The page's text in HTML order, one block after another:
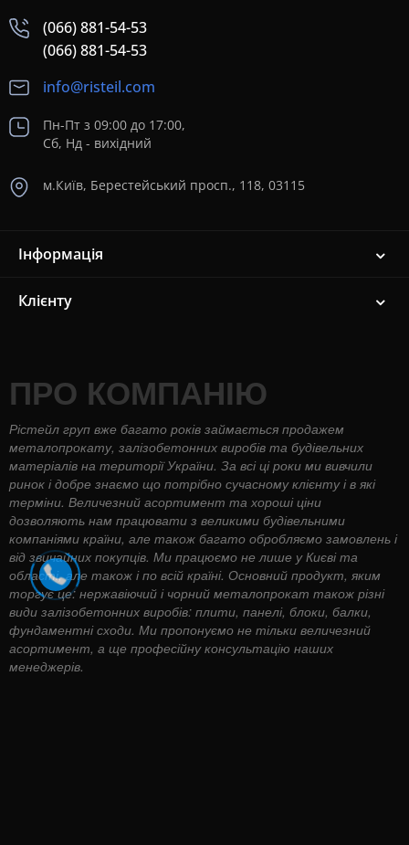
(066) 881-54-53
(066) 881-54-53
info@risteil.com
Пн-Пт з 09:00 до 17:00,
Сб, Нд - вихідний
м.Київ, Берестейський просп., 118, 03115
Інформація
Клієнту
ПРО КОМПАНІЮ
Рістейл груп вже багато років займається продажем
металопрокату, залізобетонних виробів та будівельних
матеріалів на території України. За всі ці роки ми вивчили
ринок і добре знаємо що потрібно сучасному клієнту і в які
терміни. Величезний асортимент та хороші ціни
дозволяють нам працювати з великими будівельними
компаніями країни, але також багато обробляємо замовлень і
від звичайних покупців. Ми працюємо не лише у Києві та
області, але також і по всій країні. Основний продукт, яким
торгує це: нержавіючий і чорний металопрокат також різні
види залізобетонних виробів: плити, панелі, блоки, балки,
фундаментні сходи. Ми пропонуємо не тільки величезний
асортимент, а ще професійну консультацію наших
менеджерів.